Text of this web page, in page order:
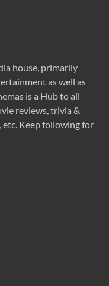
house, primarily
as well as
is a Hub to all
reviews, trivia &
etc. Keep following for